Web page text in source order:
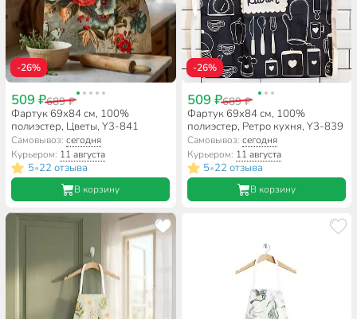
-26%
509 ₽689 ₽
Фартук 69х84 см, 100%
полиэстер, Цветы, Y3-841
Самовывоз:сегодня
Курьером: 11 августа
5•22 отзыва
В корзину
-26%
509 ₽689 ₽
Фартук 69х84 см, 100%
полиэстер, Ретро кухня, Y3-839
Самовывоз: сегодня
Курьером: 11 августа
5•22 отзыва
В корзину